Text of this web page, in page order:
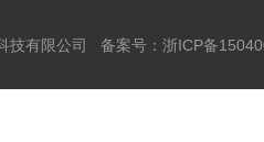
技有限公司 备案号： 浙ICP备